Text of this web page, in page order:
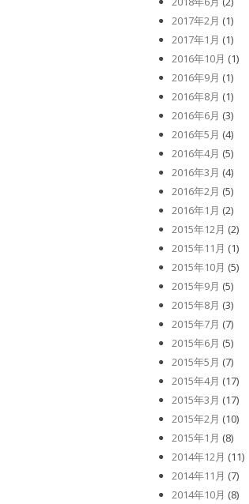
2017年2月 (1)
2017年1月 (1)
2016年10月 (1)
2016年9月 (1)
2016年8月 (1)
2016年6月 (3)
2016年5月 (4)
2016年4月 (5)
2016年3月 (4)
2016年2月 (5)
2016年1月 (2)
2015年12月 (2)
2015年11月 (1)
2015年10月 (5)
2015年9月 (5)
2015年8月 (3)
2015年7月 (7)
2015年6月 (5)
2015年5月 (7)
2015年4月 (17)
2015年3月 (17)
2015年2月 (10)
2015年1月 (8)
2014年12月 (11)
2014年11月 (7)
2014年10月 (8)